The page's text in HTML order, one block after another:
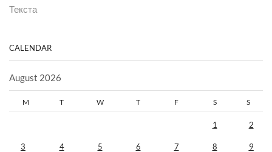
Текста
CALENDAR
August 2026
M T W T F S S
1 2
3 4 5 6 7 8 9